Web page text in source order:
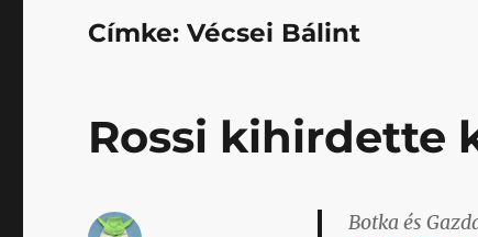
Címke:Vécsei Bálint
Rossi kihirdette
Botka és